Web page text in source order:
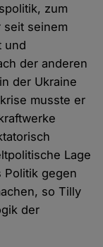
zum
seit seinem
und
der anderen
der Ukraine
musste er
Lage
Politik gegen
so Tilly
der